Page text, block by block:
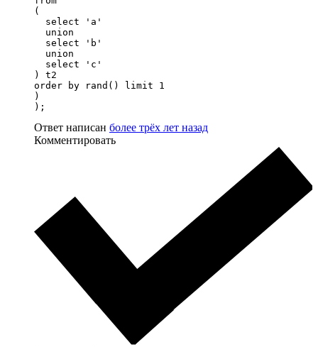
(
  select 'a'
  union
  select 'b'
  union
  select 'c'
) t2
order by rand() limit 1
)
);
Ответ написан более трёх лет назад
Комментировать